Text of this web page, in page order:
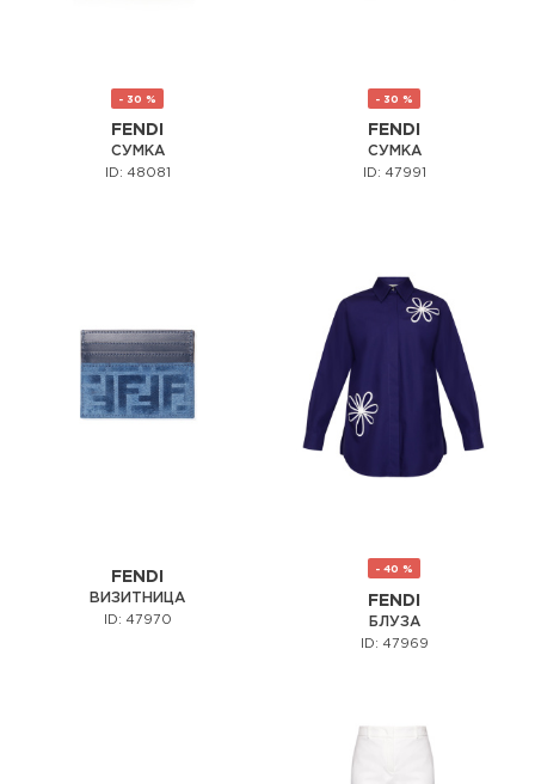
- 30 %
FENDI
СУМКА
ID: 48081
- 30 %
FENDI
СУМКА
ID: 47991
FENDI
ВИЗИТНИЦА
ID: 47970
- 40 %
FENDI
БЛУЗА
ID: 47969